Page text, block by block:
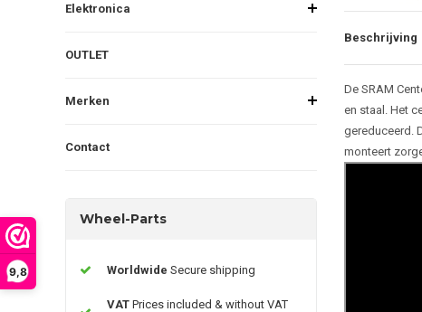
9,8
Elektronica
OUTLET
Merken
Contact
Wheel-Parts
Worldwide Secure shipping
VAT Prices included & without VAT
Beschrijving
De SRAM
en staal. Het
gereduceerd.
monteert